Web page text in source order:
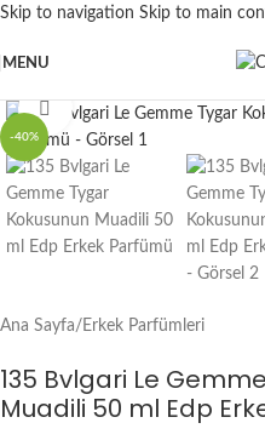
Skip to navigation Skip to main
MENU
-40%
Click to enlarge
Ana Sayfa/ Erkek Parfümleri
135 Bvlgari Le
Muadili 50 ml Edp